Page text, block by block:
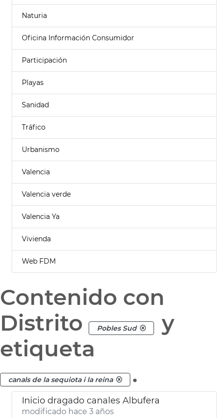
Naturia
Oficina Información Consumidor
Participación
Playas
Sanidad
Tráfico
Urbanismo
Valencia
Valencia verde
Valencia Ya
Vivienda
Web FDM
Contenido con
Distrito
Pobles Sud
y
etiqueta
canals de la sequiota i la reina .
Inicio dragado canales Albufera
modificado hace 3 años